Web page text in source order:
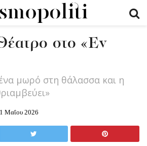
στο «Εν
μωρό στη θάλασσα και η
Μαΐου 2026